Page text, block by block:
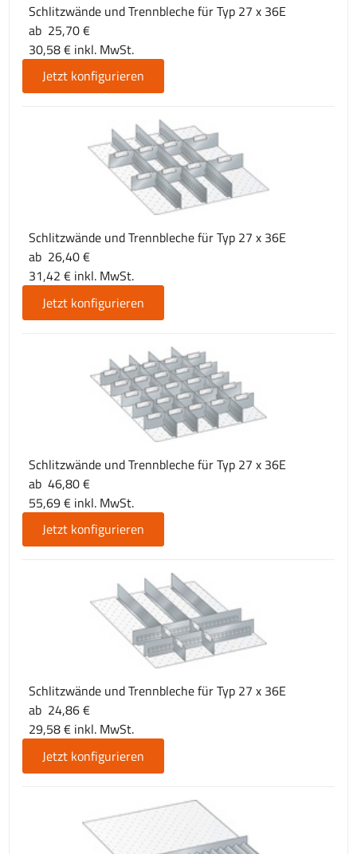
Schlitzwände und Trennbleche für Typ 27 x 36E
ab 25,70 €
30,58 € inkl. MwSt.
Jetzt konfigurieren
Schlitzwände und Trennbleche für Typ 27 x 36E
ab 26,40 €
31,42 € inkl. MwSt.
Jetzt konfigurieren
Schlitzwände und Trennbleche für Typ 27 x 36E
ab 46,80 €
55,69 € inkl. MwSt.
Jetzt konfigurieren
Schlitzwände und Trennbleche für Typ 27 x 36E
ab 24,86 €
29,58 € inkl. MwSt.
Jetzt konfigurieren